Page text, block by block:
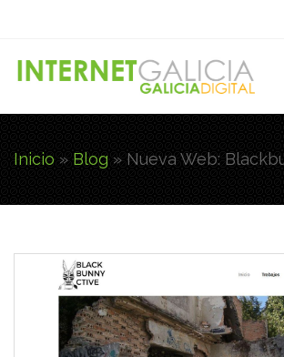
Usted está aquí
Inicio » Blog » Nueva Web: